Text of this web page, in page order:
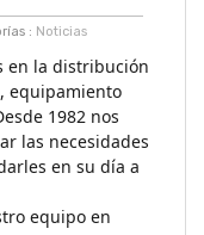
: Noticias
en la distribución
equipamiento
1982 nos
las necesidades
en su día a
equipo en